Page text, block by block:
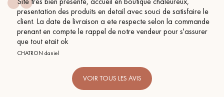
presentation des produits en detail avec souci de satisfaire le
client. La date de livraison a ete respecte selon la commande
prenant en compte le rappel de notre vendeur pour s'assurer
que tout etait ok
CHATRON daniel
VOIR TOUS LES AVIS